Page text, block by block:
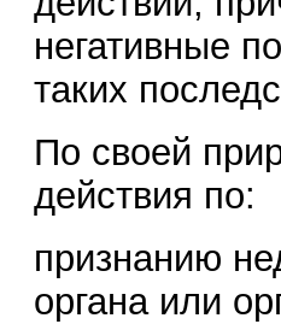
негативные
таких
По своей
действия по:
признанию
органа или